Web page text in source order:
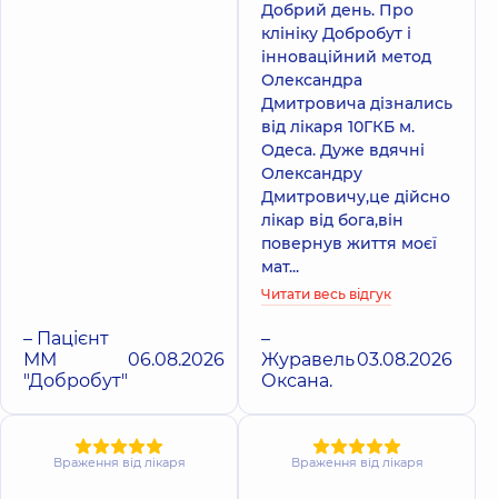
– Пацієнт
ММ
"Добробут"
06.08.2026
Добрий день. Про
клініку Добробут і
інноваційний метод
Олександра
Дмитровича дізнались
від лікаря 10ГКБ м.
Одеса. Дуже вдячні
Олександру
Дмитровичу,це дійсно
лікар від бога,він
повернув життя моєї
мат...
Читати весь відгук
–
Журавель
Оксана.
03.08.2026
Враження від лікаря Враження від лікаря